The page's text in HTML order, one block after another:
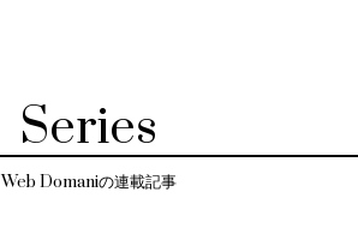
Series
Web Domaniの連載記事